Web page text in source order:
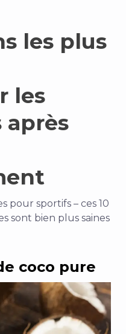
les plus
les
pour sportifs – ces 10
sont bien plus saines
coco pure